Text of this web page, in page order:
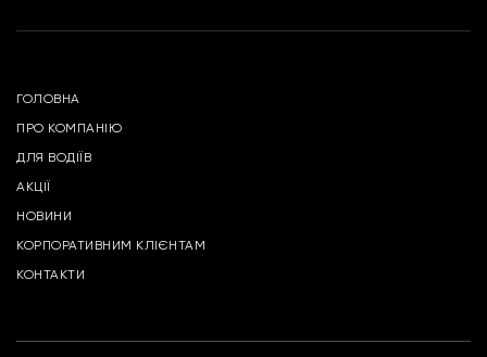
ГОЛОВНА
ПРО КОМПАНІЮ
ДЛЯ ВОДІЇВ
АКЦІЇ
НОВИНИ
КОРПОРАТИВНИМ КЛІЄНТАМ
КОНТАКТИ